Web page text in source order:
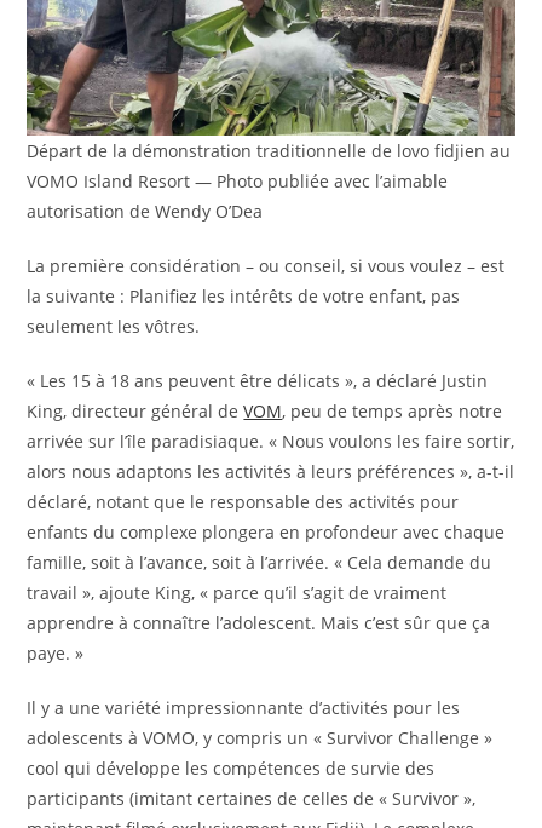
Départ de la démonstration traditionnelle de lovo fidjien au
VOMO Island Resort — Photo publiée avec l’aimable
autorisation de Wendy O’Dea
La première considération – ou conseil, si vous voulez – est
la suivante : Planifiez les intérêts de votre enfant, pas
seulement les vôtres.
« Les 15 à 18 ans peuvent être délicats », a déclaré Justin
King, directeur général deVOM, peu de temps après notre
arrivée sur l’île paradisiaque. « Nous voulons les faire sortir,
alors nous adaptons les activités à leurs préférences », a-t-il
déclaré, notant que le responsable des activités pour
enfants du complexe plongera en profondeur avec chaque
famille, soit à l’avance, soit à l’arrivée. « Cela demande du
travail », ajoute King, « parce qu’il s’agit de vraiment
apprendre à connaître l’adolescent. Mais c’est sûr que ça
paye. »
Il y a une variété impressionnante d’activités pour les
adolescents à VOMO, y compris un « Survivor Challenge »
cool qui développe les compétences de survie des
participants (imitant certaines de celles de « Survivor »,